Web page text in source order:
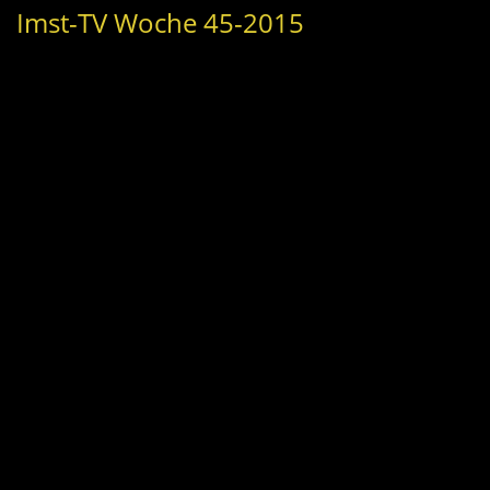
Imst-TV Woche 45-2015